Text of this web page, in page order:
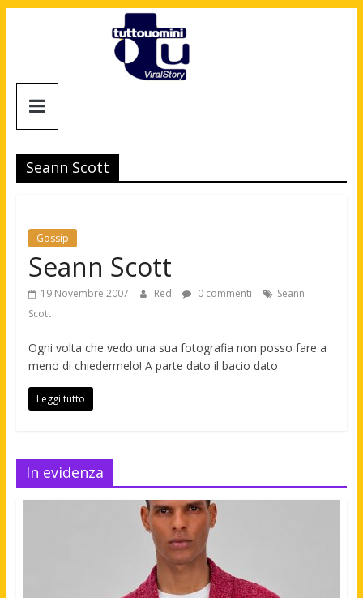
Tuttouomini
Tv,
Cinema,
news
moda
maschile
Seann Scott
Gossip
Seann Scott
19 Novembre 2007 Red 0 commenti
Seann
Scott
Ogni volta che vedo una sua fotografia non posso fare a
meno di chiedermelo! A parte dato il bacio dato
Leggi tutto
In evidenza